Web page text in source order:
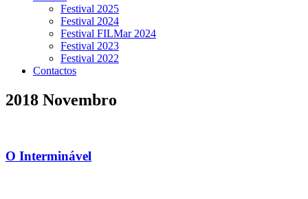
Festival 2025
Festival 2024
Festival FILMar 2024
Festival 2023
Festival 2022
Contactos
2018 Novembro
O Interminável